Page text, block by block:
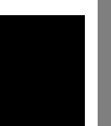
learns that he
sets out on a